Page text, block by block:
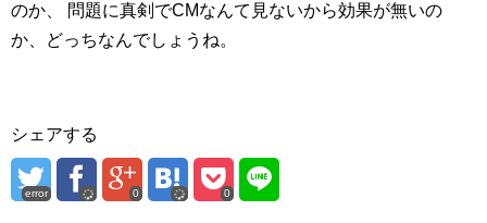
のか、
問題に真剣でCMなんて見ないから効果が無いの
か、どっちなんでしょうね。
シェアする
error 0 0